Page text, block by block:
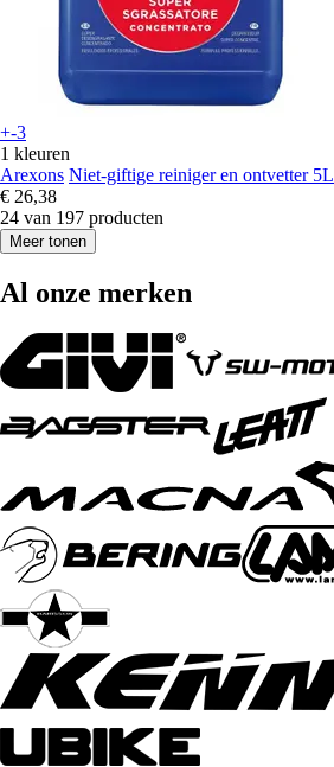
+-3
1 kleuren
Arexons Niet-giftige reiniger en ontvetter 5L
€ 26,38
24 van 197 producten
Meer tonen
Al onze merken